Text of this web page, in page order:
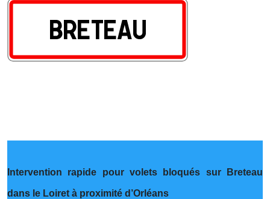
Intervention rapide pour volets bloqués sur Breteau
dans le Loiret à proximité d’Orléans